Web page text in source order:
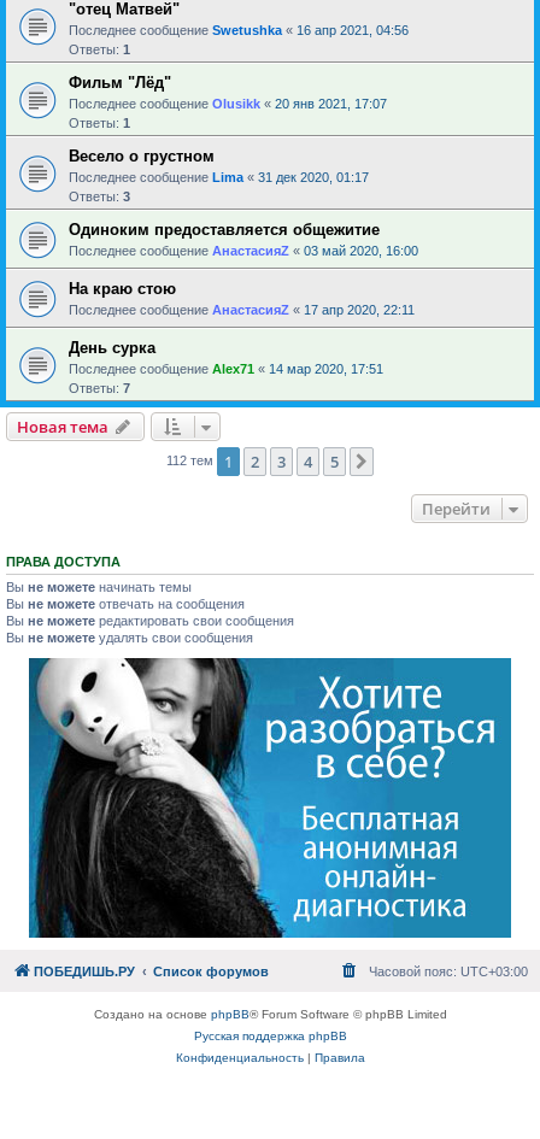
"отец Матвей"
Последнее сообщение Swetushka « 16 апр 2021, 04:56
Ответы: 1
Фильм "Лёд"
Последнее сообщение Olusikk « 20 янв 2021, 17:07
Ответы: 1
Весело о грустном
Последнее сообщение Lima « 31 дек 2020, 01:17
Ответы: 3
Одиноким предоставляется общежитие
Последнее сообщение АнастасияZ « 03 май 2020, 16:00
На краю стою
Последнее сообщение АнастасияZ « 17 апр 2020, 22:11
День сурка
Последнее сообщение Alex71 « 14 мар 2020, 17:51
Ответы: 7
Новая тема
112 тем 1 2 3 4 5
Перейти
ПРАВА ДОСТУПА
Вы не можете начинать темы
Вы не можете отвечать на сообщения
Вы не можете редактировать свои сообщения
Вы не можете удалять свои сообщения
ПОБЕДИШЬ.РУ Список форумов Часовой пояс: UTC+03:00
Создано на основе phpBB® Forum Software © phpBB Limited
Русская поддержка phpBB
Конфиденциальность| Правила